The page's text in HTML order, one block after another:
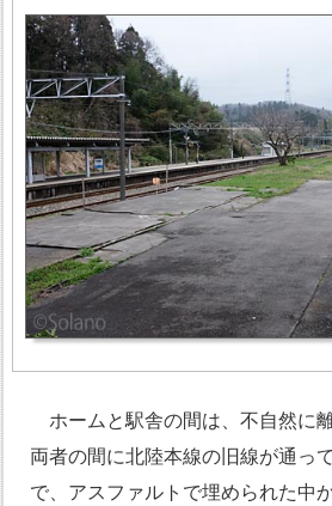
ホームと駅舎の間は、不自然に
両者の間に北陸本線の旧線が通っ
で、アスファルトで埋められた中